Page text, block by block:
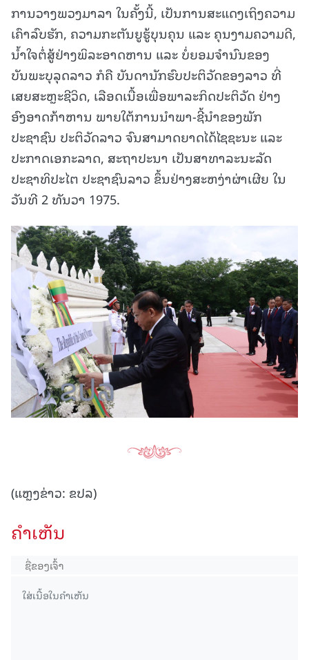
ການວາງພວງມາລາ ໃນຄັ້ງນີ້, ເປັນການສະແດງເຖິງຄວາມ
ເຄົາລົບຮັກ, ຄວາມກະຕັນຍູຮູ້ບຸນຄຸນ ແລະ ຄຸນງາມຄວາມດີ,
ນ້ຳໃຈຕໍ່ສູ້ຢ່າງພິລະອາດຫານ ແລະ ບໍ່ຍອມຈຳນົນຂອງ
ບັນພະບຸລຸດລາວ ກໍຄື ບັນດານັກຮົບປະຕິວັດຂອງລາວ ທີ່
ເສຍສະຫຼະຊີວິດ, ເລືອດເນື້ອເພື່ອພາລະກິດປະຕິວັດ ຢ່າງ
ອົງອາດກ້າຫານ ພາຍໃຕ້ການນໍາພາ-ຊີ້ນຳຂອງພັກ
ປະຊາຊົນ ປະຕິວັດລາວ ຈົນສາມາດຍາດໄດ້ໄຊຊະນະ ແລະ
ປະກາດເອກະລາດ, ສະຖາປະນາ ເປັນສາທາລະນະລັດ
ປະຊາທິປະໄຕ ປະຊາຊົນລາວ ຂຶ້ນຢ່າງສະຫງ່າຜ່າເຜີຍ ໃນ
ວັນທີ 2 ທັນວາ 1975.
(ແຫຼງຂ່າວ: ຂປລ)
ຄໍາເຫັນ